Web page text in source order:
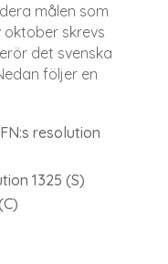
målen som
skrevs
det svenska
följer en
resolution
1325 (S)